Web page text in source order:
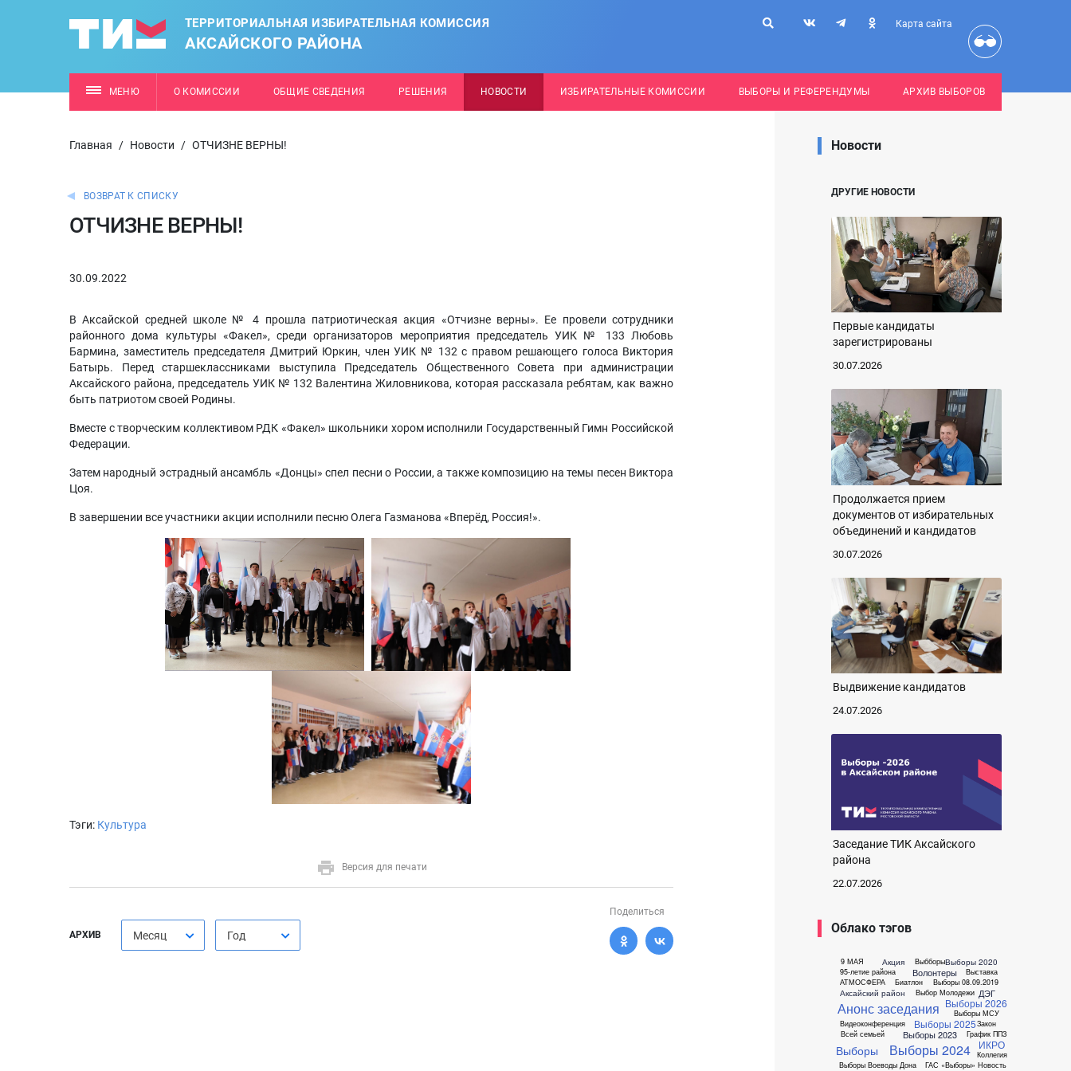
ТЕРРИТОРИАЛЬНАЯ ИЗБИРАТЕЛЬНАЯ КОМИССИЯ
АКСАЙСКОГО РАЙОНА
Карта сайта
МЕНЮ О КОМИССИИ ОБЩИЕ СВЕДЕНИЯ РЕШЕНИЯ НОВОСТИ ИЗБИРАТЕЛЬНЫЕ КОМИССИИ ВЫБОРЫ И РЕФЕРЕНДУМЫ АРХИВ ВЫБОРОВ
Главная / Новости / ОТЧИЗНЕ ВЕРНЫ!
ВОЗВРАТ К СПИСКУ
ОТЧИЗНЕ ВЕРНЫ!
30.09.2022
В Аксайской средней школе № 4 прошла патриотическая акция «Отчизне верны». Ее провели сотрудники
районного дома культуры «Факел», среди организаторов мероприятия председатель УИК № 133 Любовь
Бармина, заместитель председателя Дмитрий Юркин, член УИК № 132 с правом решающего голоса Виктория
Батырь. Перед старшеклассниками выступила Председатель Общественного Совета при администрации
Аксайского района, председатель УИК № 132 Валентина Жиловникова, которая рассказала ребятам, как важно
быть патриотом своей Родины.
Вместе с творческим коллективом РДК «Факел» школьники хором исполнили Государственный Гимн Российской
Федерации.
Затем народный эстрадный ансамбль «Донцы» спел песни о России, а также композицию на темы песен Виктора
Цоя.
В завершении все участники акции исполнили песню Олега Газманова «Вперёд, Россия!».
Тэги: Культура
Версия для печати
АРХИВ Месяц Год
Поделиться
Новости
ДРУГИЕ НОВОСТИ
Первые кандидаты
зарегистрированы
30.07.2026
Продолжается прием
документов от избирательных
объединений и кандидатов
30.07.2026
Выдвижение кандидатов
24.07.2026
Заседание ТИК Аксайского
района
22.07.2026
Облако тэгов
9 МАЯ
95-летие района
АТМОСФЕРА
Аксайский район
Акция
Анонс заседания
Биатлон
Видеоконференция
Волонтеры
Всей семьей
Выбборы
Выбор Молодежи
Выборы
Выборы 08.09.2019
Выборы 2020
Выборы 2023
Выборы 2024
Выборы 2025
Выборы 2026
Выборы Воеводы Дона
Выборы МСУ
Выставка
ГАС «Выборы»
График ППЗ
ДЭГ
Закон
ИКРО
Коллегия
Новость